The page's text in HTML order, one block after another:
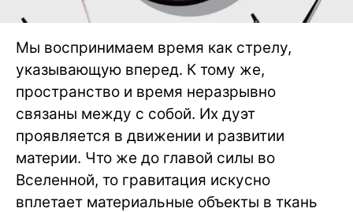
Мы воспринимаем время как стрелу,
указывающую вперед. К тому же,
пространство и время неразрывно
связаны между с собой. Их дуэт
проявляется в движении и развитии
материи. Что же до главой силы во
Вселенной, то гравитация искусно
вплетает материальные объекты в ткань